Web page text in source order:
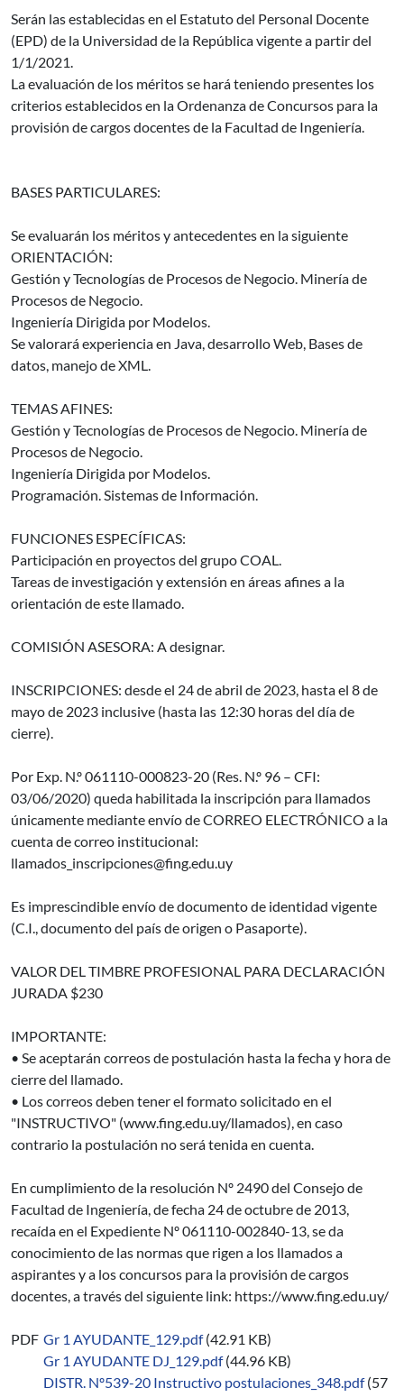
Serán las establecidas en el Estatuto del Personal Docente
(EPD) de la Universidad de la República vigente a partir del
1/1/2021.
La evaluación de los méritos se hará teniendo presentes los
criterios establecidos en la Ordenanza de Concursos para la
provisión de cargos docentes de la Facultad de Ingeniería.
BASES PARTICULARES:
Se evaluarán los méritos y antecedentes en la siguiente
ORIENTACIÓN:
Gestión y Tecnologías de Procesos de Negocio. Minería de
Procesos de Negocio.
Ingeniería Dirigida por Modelos.
Se valorará experiencia en Java, desarrollo Web, Bases de
datos, manejo de XML.
TEMAS AFINES:
Gestión y Tecnologías de Procesos de Negocio. Minería de
Procesos de Negocio.
Ingeniería Dirigida por Modelos.
Programación. Sistemas de Información.
FUNCIONES ESPECÍFICAS:
Participación en proyectos del grupo COAL.
Tareas de investigación y extensión en áreas afines a la
orientación de este llamado.
COMISIÓN ASESORA: A designar.
INSCRIPCIONES: desde el 24 de abril de 2023, hasta el 8 de
mayo de 2023 inclusive (hasta las 12:30 horas del día de
cierre).
Por Exp. N.º 061110-000823-20 (Res. N.º 96 – CFI:
03/06/2020) queda habilitada la inscripción para llamados
únicamente mediante envío de CORREO ELECTRÓNICO a la
cuenta de correo institucional:
llamados_inscripciones@fing.edu.uy
Es imprescindible envío de documento de identidad vigente
(C.I., documento del país de origen o Pasaporte).
VALOR DEL TIMBRE PROFESIONAL PARA DECLARACIÓN
JURADA $230
IMPORTANTE:
• Se aceptarán correos de postulación hasta la fecha y hora de
cierre del llamado.
• Los correos deben tener el formato solicitado en el
"INSTRUCTIVO" (www.fing.edu.uy/llamados), en caso
contrario la postulación no será tenida en cuenta.
En cumplimiento de la resolución Nº 2490 del Consejo de
Facultad de Ingeniería, de fecha 24 de octubre de 2013,
recaída en el Expediente Nº 061110-002840-13, se da
conocimiento de las normas que rigen a los llamados a
aspirantes y a los concursos para la provisión de cargos
docentes, a través del siguiente link: https://www.fing.edu.uy/
PDF Gr 1 AYUDANTE_129.pdf (42.91 KB)
Gr 1 AYUDANTE DJ_129.pdf (44.96 KB)
DISTR. Nº539-20 Instructivo postulaciones_348.pdf (57